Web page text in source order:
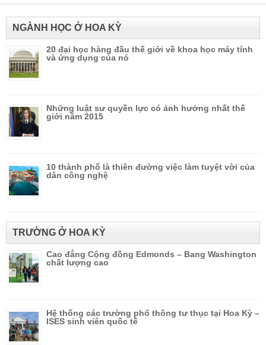
NGÀNH HỌC Ở HOA KỲ
20 đại học hàng đầu thế giới về khoa học máy tính
và ứng dụng của nó
Những luật sư quyền lực có ảnh hưởng nhất thế
giới năm 2015
10 thành phố là thiên đường việc làm tuyệt vời của
dân công nghệ
TRƯỜNG Ở HOA KỲ
Cao đẳng Cộng đồng Edmonds – Bang Washington
chất lượng cao
Hệ thống các trường phổ thông tư thục tại Hoa Kỳ –
ISES sinh viên quốc tế